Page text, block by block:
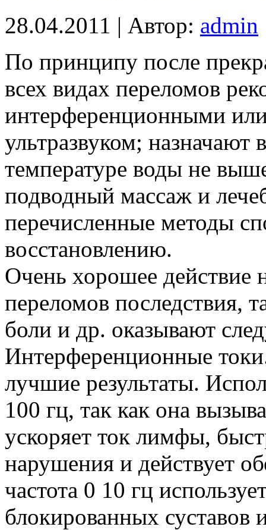
28.04.2011 | Автор: admin
По принципу после
всех видах переломов
интерференционными
ультразвуком;
температуре воды не
подводный массаж и
перечисленные методы
восстановлению.
Очень хорошее действие
переломов последствия,
боли и др. оказывают
Интерференционные
лучшие результаты.
100 гц, так как она
ускоряет ток лимфы,
нарушения и действует
частота 0 10 гц
блокированных